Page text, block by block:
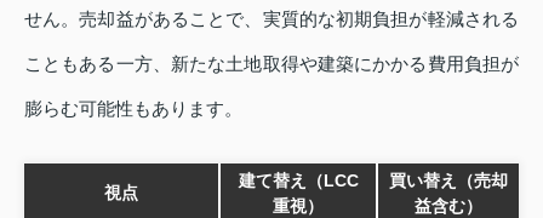
せん。売却益があることで、実質的な初期負担が軽減される
こともある一方、新たな土地取得や建築にかかる費用負担が
膨らむ可能性もあります。
視点
建て替え（LCC
重視）
買い替え（売却
益含む）